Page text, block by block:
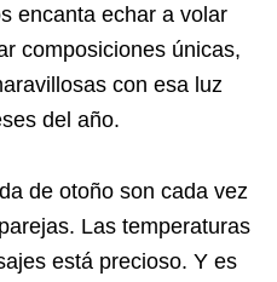
encanta echar a volar
composiciones únicas,
con esa luz
del año.
de otoño son cada vez
Las temperaturas
está precioso. Y es